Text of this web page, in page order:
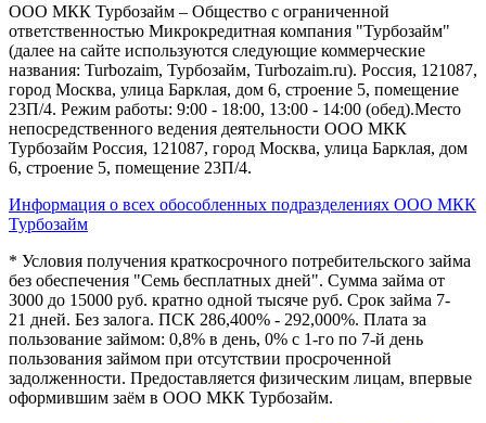
ООО МКК Турбозайм – Общество с ограниченной
ответственностью Микрокредитная компания "Турбозайм"
(далее на сайте используются следующие коммерческие
названия: Turbozaim, Турбозайм, Turbozaim.ru). Россия, 121087,
город Москва, улица Барклая, дом 6, строение 5, помещение
23П/4. Режим работы: 9:00 - 18:00, 13:00 - 14:00 (обед).Место
непосредственного ведения деятельности ООО МКК
Турбозайм Россия, 121087, город Москва, улица Барклая, дом
6, строение 5, помещение 23П/4.
Информация о всех обособленных подразделениях ООО МКК
Турбозайм
* Условия получения краткосрочного потребительского займа
без обеспечения "Семь бесплатных дней". Сумма займа от
3000 до 15000 руб. кратно одной тысяче руб. Срок займа 7-
21 дней. Без залога. ПСК 286,400% - 292,000%. Плата за
пользование займом: 0,8% в день, 0% с 1-го по 7-й день
пользования займом при отсутствии просроченной
задолженности. Предоставляется физическим лицам, впервые
оформившим заём в ООО МКК Турбозайм.